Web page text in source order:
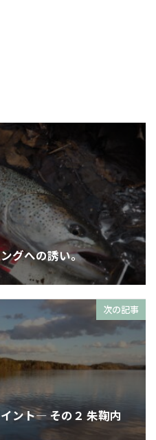
グへの誘い。
次の記事
ント― その２ 朱鞠内